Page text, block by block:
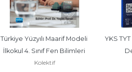
Türkiye Yüzyılı Maarif Modeli
İlkokul 4. Sınıf Fen Bilimleri
Dersi...
Kolektif
YKS